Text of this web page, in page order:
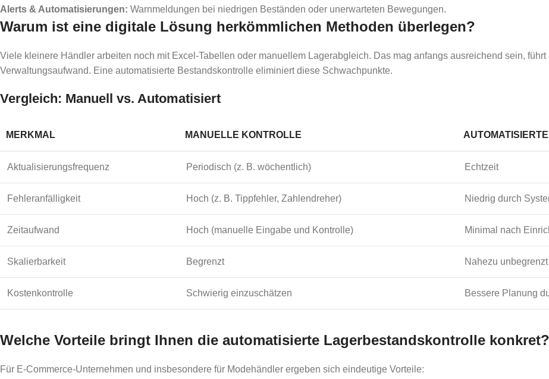
Alerts & Automatisierungen: Warnmeldungen bei niedrigen Beständen oder unerwarteten Bewegungen.
Warum ist eine digitale Lösung herkömmlichen Methoden überlegen?
Viele kleinere Händler arbeiten noch mit Excel-Tabellen oder manuellem Lagerabgleich. Das mag anfangs ausreichend sein,
Verwaltungsaufwand. Eine automatisierte Bestandskontrolle eliminiert diese Schwachpunkte.
Vergleich: Manuell vs. Automatisiert
MERKMAL MANUELLE KONTROLLE
Aktualisierungsfrequenz Periodisch (z. B. wöchentlich) Echtzeit
Fehleranfälligkeit Hoch (z. B. Tippfehler, Zahlendreher) Niedrig durch
Zeitaufwand Hoch (manuelle Eingabe und Kontrolle) Minimal nach
Skalierbarkeit Begrenzt Nahezu unbegrenzt
Kostenkontrolle Schwierig einzuschätzen Bessere Planung
Welche Vorteile bringt Ihnen die automatisierte Lagerbestandskontrolle konkret?
Für E-Commerce-Unternehmen und insbesondere für Modehändler ergeben sich eindeutige Vorteile: